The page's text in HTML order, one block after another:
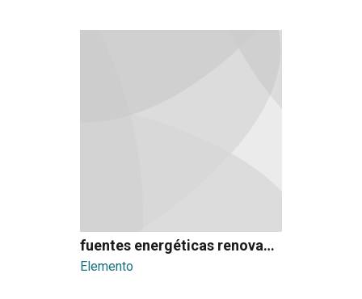
fuentes energéticas renovables
Elemento